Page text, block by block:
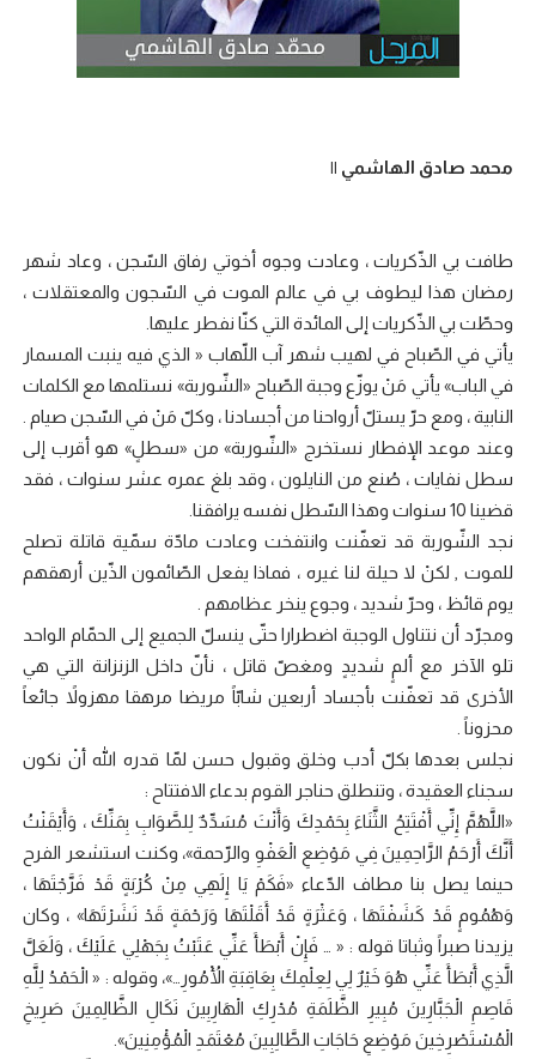
محمد صادق الهاشمي ||
طافت بي الذّكريات ، وعادت وجوه أخوتي رفاق السّجن ، وعاد شهر
رمضان هذا ليطوف بي في عالم الموت في السّجون والمعتقلات ،
وحطّت بي الذّكريات إلى المائدة التي كنّا نفطر عليها.
يأتي في الصّباح في لهيب شهر آب اللّهاب « الذي فيه ينبت المسمار
في الباب» يأتي مَنْ يوزّع وجبة الصّباح «الشّوربة» نستلمها مع الكلمات
النابية ، ومع حرّ يستلّ أرواحنا من أجسادنا ، وكلّ مَنْ في السّجن صيام .
وعند موعد الإفطار نستخرج «الشّوربة» من «سطلٍ» هو أقرب إلى
سطل نفايات ، صُنع من النايلون ، وقد بلغ عمره عشر سنوات ، فقد
قضينا 10 سنوات وهذا السّطل نفسه يرافقنا.
نجد الشّوربة قد تعفّنت وانتفخت وعادت مادّة سمّية قاتلة تصلح
للموت , لكنْ لا حيلة لنا غيره ، فماذا يفعل الصّائمون الذّين أرهقهم
يوم قائظ ، وحرّ شديد ، وجوع ينخر عظامهم .
ومجرّد أن نتناول الوجبة اضطرارا حتّى ينسلّ الجميع إلى الحمّام الواحد
تلو الآخر مع ألمٍ شديدٍ ومغصّ قاتل ، نأنّ داخل الزنزانة التي هي
الأخرى قد تعفّنت بأجساد أربعين شابّاً مريضا مرهقا مهزولاً جائعاً
محزوناً .
نجلس بعدها بكلّ أدب وخلق وقبول حسن لمّا قدره الله أنْ نكون
سجناء العقيدة ، وتنطلق حناجر القوم بدعاء الافتتاح :
«اللَّهُمَّ إِنِّي أَفْتَتِحُ الثَّنَاءَ بِحَمْدِكَ وَأَنْتَ مُسَدِّدٌ لِلصَّوَابِ بِمَنِّكَ ، وَأَيْقَنْتُ
أَنَّكَ أَرْحَمُ الرَّاحِمِينَ فِي مَوْضِعِ الْعَفْوِ والرّحمة»، وكنت استشعر الفرح
حينما يصل بنا مطاف الدّعاء «فَكَمْ يَا إِلَهِي مِنْ كُرْبَةٍ قَدْ فَرَّجْتَهَا ،
وَهُمُومٍ قَدْ كَشَفْتَهَا ، وَعَثْرَةٍ قَدْ أَقَلْتَهَا وَرَحْمَةٍ قَدْ نَشَرْتَهَا» ، وكان
يزيدنا صبراً وثباتا قوله : « … فَإِنْ أَبْطَأَ عَنِّي عَتَبْتُ بِجَهْلِي عَلَيْكَ ، وَلَعَلَّ
الَّذِي أَبْطَأَ عَنِّي هُوَ خَيْرٌ لِي لِعِلْمِكَ بِعَاقِبَةِ الْأُمُورِ…»، وقوله : « الْحَمْدُ لِلَّهِ
قَاصِمِ الْجَبَّارِينَ مُبِيرِ الظَّلَمَةِ مُدْرِكِ الْهَارِبِينَ نَكَالِ الظَّالِمِينَ صَرِيخِ
الْمُسْتَصْرِخِينَ مَوْضِعِ حَاجَاتِ الطَّالِبِينَ مُعْتَمَدِ الْمُؤْمِنِينَ».